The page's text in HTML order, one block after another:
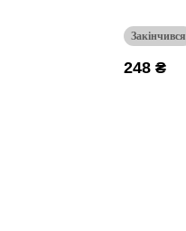
Закінчився
248 ₴